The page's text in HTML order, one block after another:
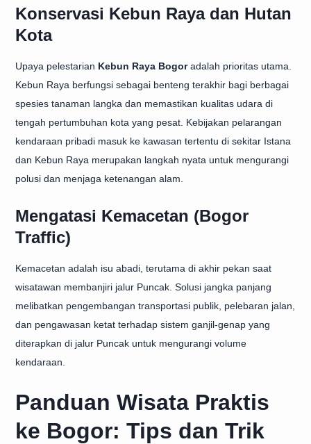
Konservasi Kebun Raya dan Hutan
Kota
Upaya pelestarian Kebun Raya Bogoradalah prioritas utama.
Kebun Raya berfungsi sebagai benteng terakhir bagi berbagai
spesies tanaman langka dan memastikan kualitas udara di
tengah pertumbuhan kota yang pesat. Kebijakan pelarangan
kendaraan pribadi masuk ke kawasan tertentu di sekitar Istana
dan Kebun Raya merupakan langkah nyata untuk mengurangi
polusi dan menjaga ketenangan alam.
Mengatasi Kemacetan (Bogor
Traffic)
Kemacetan adalah isu abadi, terutama di akhir pekan saat
wisatawan membanjiri jalur Puncak. Solusi jangka panjang
melibatkan pengembangan transportasi publik, pelebaran jalan,
dan pengawasan ketat terhadap sistem ganjil-genap yang
diterapkan di jalur Puncak untuk mengurangi volume
kendaraan.
Panduan Wisata Praktis
ke Bogor: Tips dan Trik